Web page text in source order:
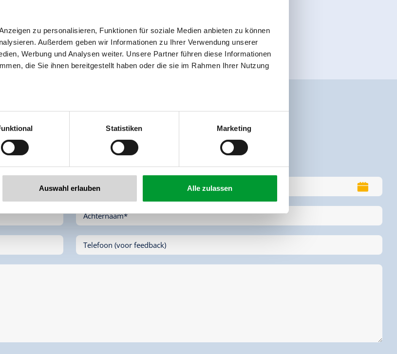
zu personalisieren, Funktionen für soziale Medien anbieten zu können
Außerdem geben wir Informationen zu Ihrer Verwendung unserer
Werbung und Analysen weiter. Unsere Partner führen diese Informationen
die Sie ihnen bereitgestellt haben oder die sie im Rahmen Ihrer Nutzung
KG
Statistiken Marketing
Auswahl erlauben Alle zulassen
Achternaam*
Telefoon (voor feedback)